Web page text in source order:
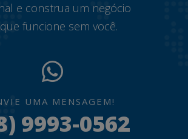
e construa um negócio
funcione sem você.
UMA MENSAGEM!
9993-0562